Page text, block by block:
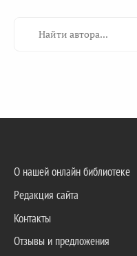
О нашей онлайн библиотеке
Редакция сайта
Контакты
Отзывы и предложения